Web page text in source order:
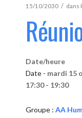
15/10/2030 / dans
Date/heure
Date - mardi 15
17:30 - 19:30
Groupe : AA